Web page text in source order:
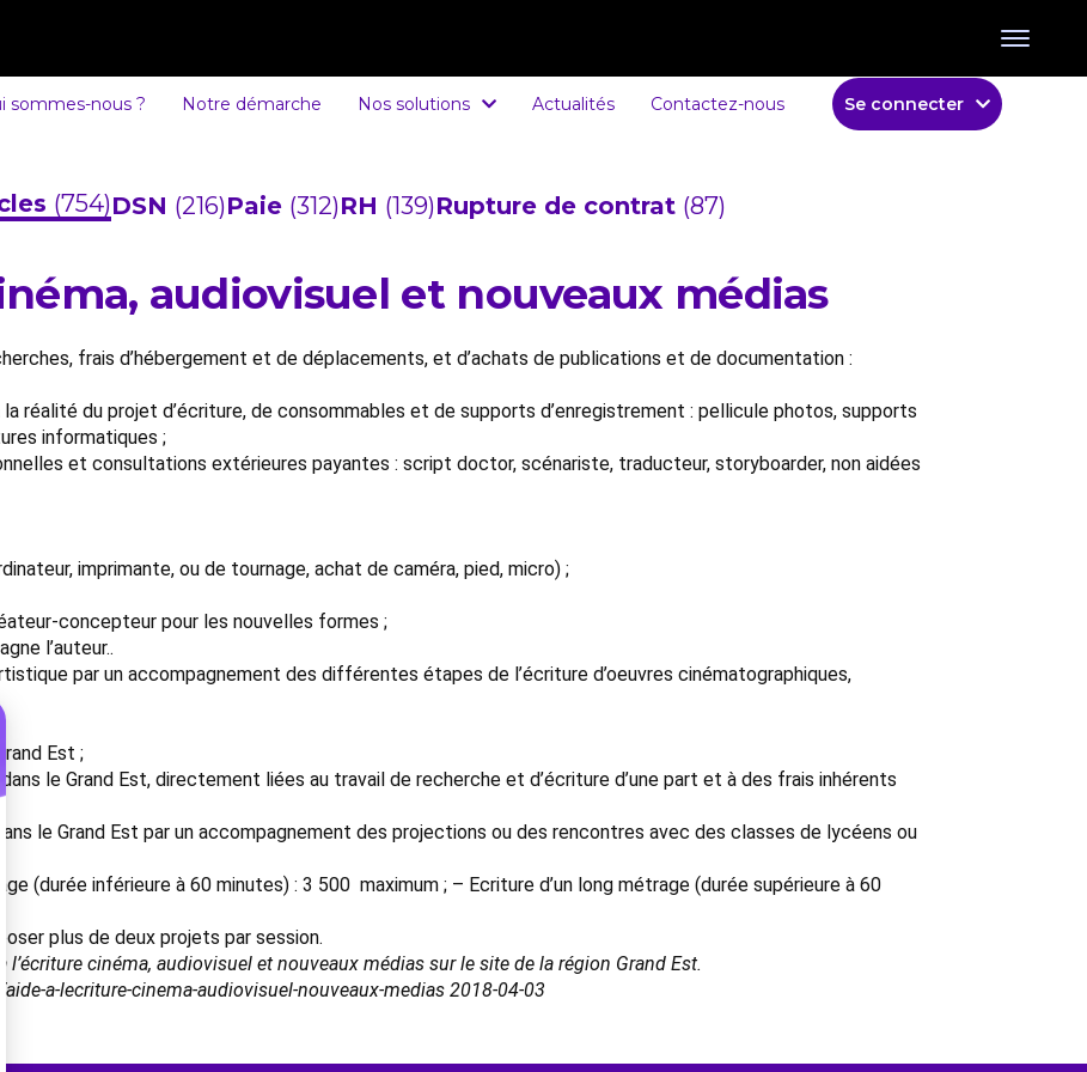
sommes-nous ? Notre démarche Nos solutions Actualités Contactez-nous Se connecter
(754)DSN (216)Paie (312)RH (139)Rupture de contrat (87)
audiovisuel et nouveaux médias
frais d’hébergement et de déplacements, et d’achats de publications et de documentation :
réalité du projet d’écriture, de consommables et de supports d’enregistrement : pellicule photos, supports
informatiques ;
et consultations extérieures payantes : script doctor, scénariste, traducteur, storyboarder, non aidées
imprimante, ou de tournage, achat de caméra, pied, micro) ;
concepteur pour les nouvelles formes ;
l’auteur..
par un accompagnement des différentes étapes de l’écriture d’oeuvres cinématographiques,
Est ;
le Grand Est, directement liées au travail de recherche et d’écriture d’une part et à des frais inhérents
le Grand Est par un accompagnement des projections ou des rencontres avec des classes de lycéens ou
(durée inférieure à 60 minutes) : 3 500  maximum ; – Ecriture d’un long métrage (durée supérieure à 60
plus de deux projets par session.
cinéma, audiovisuel et nouveaux médias sur le site de la région Grand Est.
a-lecriture-cinema-audiovisuel-nouveaux-medias 2018-04-03